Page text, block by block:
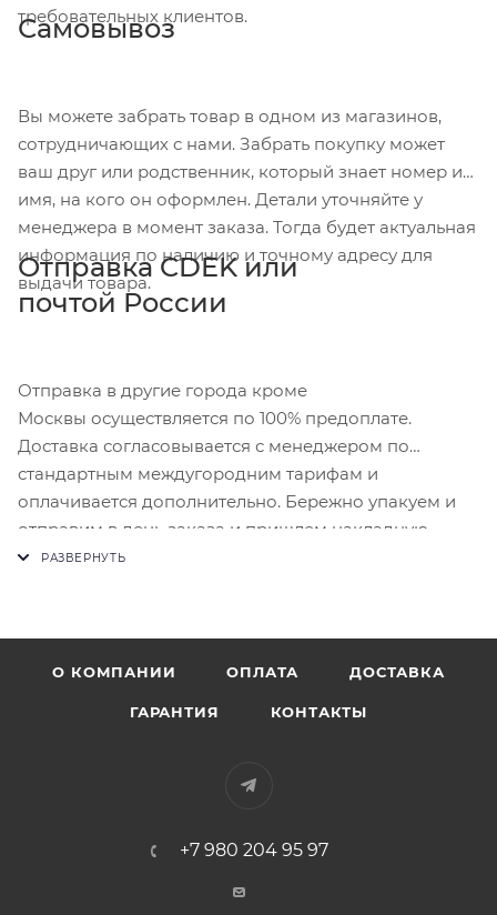
требовательных клиентов.
Самовывоз
Вы можете забрать товар в одном из магазинов,
сотрудничающих с нами. Забрать покупку может
ваш друг или родственник, который знает номер и
имя, на кого он оформлен. Детали уточняйте у
менеджера в момент заказа. Тогда будет актуальная
информация по наличию и точному адресу для
выдачи товара.
Отправка CDEK или
почтой России
Отправка в другие города кроме
Москвы осуществляется по 100% предоплате.
Доставка согласовывается с менеджером по
стандартным междугородним тарифам и
оплачивается дополнительно. Бережно упакуем и
отправим в день заказа и пришлем накладную.
О КОМПАНИИ ОПЛАТА ДОСТАВКА
ГАРАНТИЯ КОНТАКТЫ
+7 980 204 95 97